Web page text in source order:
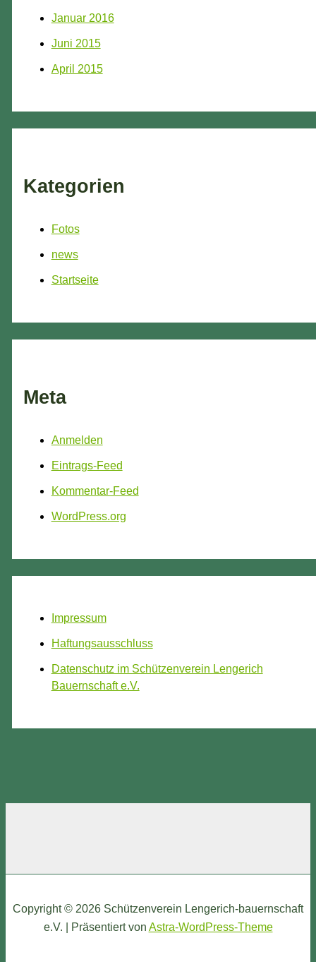
Januar 2016
Juni 2015
April 2015
Kategorien
Fotos
news
Startseite
Meta
Anmelden
Eintrags-Feed
Kommentar-Feed
WordPress.org
Impressum
Haftungsausschluss
Datenschutz im Schützenverein Lengerich
Bauernschaft e.V.
Copyright © 2026 Schützenverein Lengerich-bauernschaft
e.V. | Präsentiert von Astra-WordPress-Theme